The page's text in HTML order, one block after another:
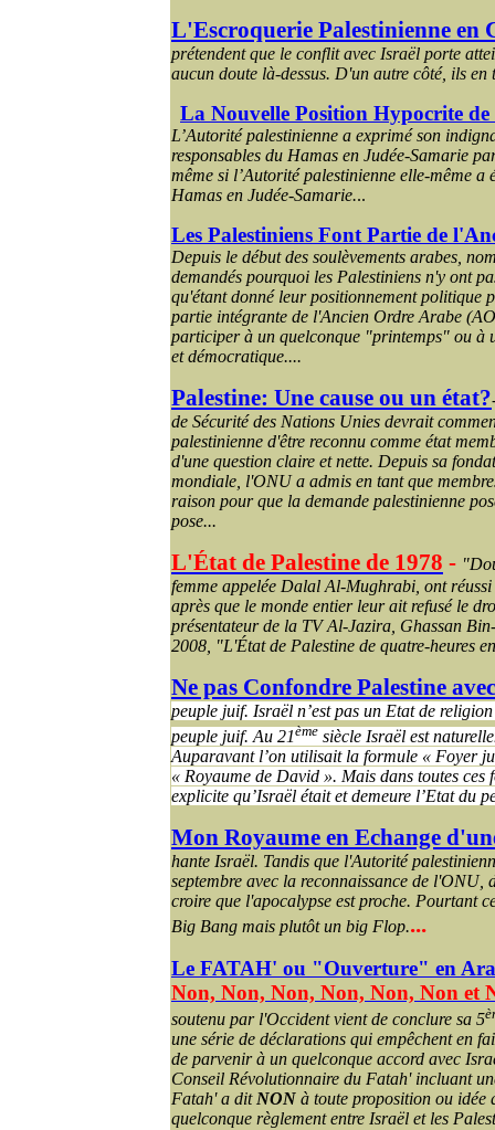
L'Escroquerie Palestinienne en
prétendent que le conflit avec Israël porte
aucun doute là-dessus. D'un autre côté, ils
La Nouvelle Position Hypocrite
L’Autorité palestinienne a exprimé son
responsables du Hamas en Judée-Samarie
même si l’Autorité palestinienne elle-même a
Hamas en Judée-Samarie...
Les Palestiniens Font Partie de
Depuis le début des soulèvements arabes,
demandés pourquoi les Palestiniens n'y ont
qu'étant donné leur positionnement politique
partie intégrante de l'Ancien Ordre Arabe
participer à un quelconque "printemps" ou à
et démocratique....
Palestine: Une cause ou un état?
de Sécurité des Nations Unies devrait
palestinienne d'être reconnu comme état
d'une question claire et nette. Depuis sa
mondiale, l'ONU a admis en tant que
raison pour que la demande palestinienne
pose...
L'État de Palestine de 1978 -
femme appelée DalalAl-Mughrabi, ont
après que le monde entier leur ait refusé le
présentateur de la TV Al-Jazira, Ghassan Bin-
2008, "L'État de Palestine de quatre-heures
Ne pas Confondre Palestine
peuple juif. Israël n’est pas un Etat de
peuple juif. Au 21ème siècle Israël est
Auparavant l’on utilisait la formule « Foyer
« Royaume de David ». Mais dans toutes
explicite qu’Israël était et demeure l’Etat du
Mon Royaume en Echange
hante Israël. Tandis que l'Autorité
septembre avec la reconnaissance de l'ONU,
croire que l'apocalypse est proche. Pourtant
Big Bang mais plutôt un big Flop....
Le FATAH' ou "Ouverture" en
Non, Non, Non, Non, Non, Non et
soutenu par l'Occident vient de conclure sa 5
une série de déclarations qui empêchent en
de parvenir à un quelconque accord avec
Conseil Révolutionnaire du Fatah' incluant
Fatah' a dit NON à toute proposition ou
quelconque règlement entre Israël et les